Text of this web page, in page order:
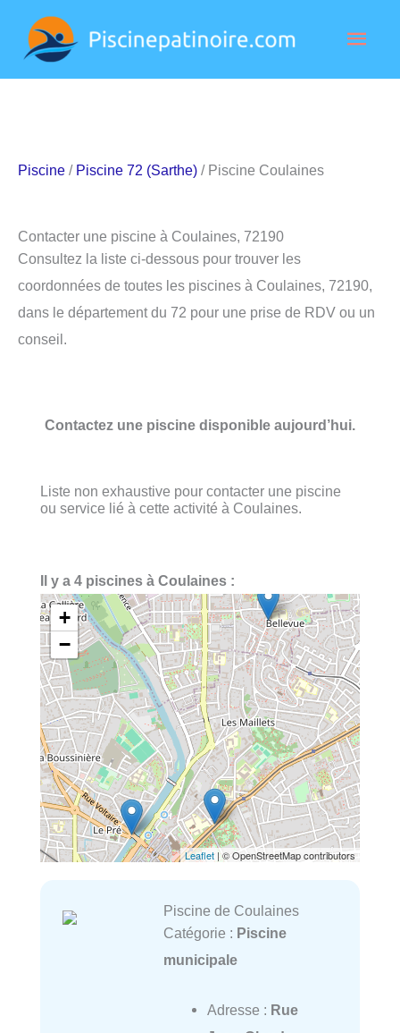
contenu
Piscine / Piscine 72 (Sarthe) / Piscine Coulaines
Contacter une piscine à Coulaines, 72190
Consultez la liste ci-dessous pour trouver les
coordonnées de toutes les piscines à Coulaines, 72190,
dans le département du 72 pour une prise de RDV ou un
conseil.
Contactez une piscine disponible aujourd’hui.
Liste non exhaustive pour contacter une piscine
ou service lié à cette activité à Coulaines.
Il y a 4 piscines à Coulaines :
+
−
Leaflet| © OpenStreetMap contributors
Piscine de Coulaines
Catégorie : Piscine
municipale
Adresse : Rue